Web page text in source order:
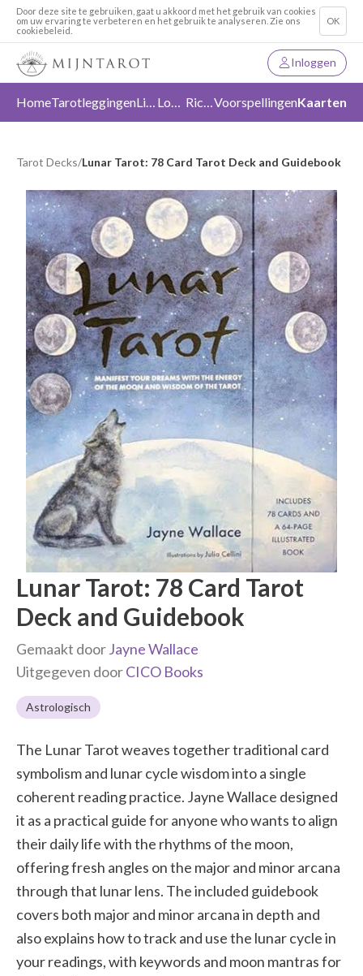
Door deze site te gebruiken, gaat u akkoord met het gebruik van cookies
om uw ervaring te verbeteren en het gebruik te analyseren. Zie ons
cookiebeleid.
OK
Inloggen
HomeTarotleggingen Liefde Loslaten RichtingVoorspellingenKaarten
Tarot Decks/Lunar Tarot: 78 Card Tarot Deck and Guidebook
Lunar Tarot: 78 Card Tarot
Deck and Guidebook
Gemaakt doorJayne Wallace
Uitgegeven doorCICO Books
Astrologisch
The Lunar Tarot weaves together traditional card
symbolism and lunar cycle wisdom into a single
coherent reading practice. Jayne Wallace designed
it as a practical guide for anyone who wants to align
their daily life with the rhythms of the moon,
offering fresh angles on the major and minor arcana
through that lunar lens. The included guidebook
covers both major and minor arcana in depth and
also explains how to track and use the lunar cycle in
your readings, with keywords and moon mantras for